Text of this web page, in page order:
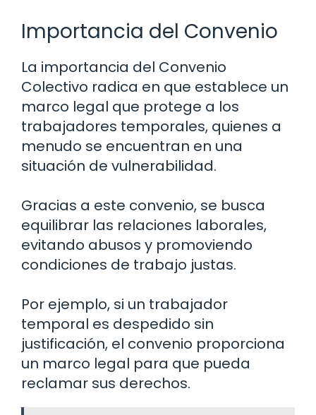
Importancia del Convenio
La importancia del Convenio
Colectivo radica en que establece un
marco legal que protege a los
trabajadores temporales, quienes a
menudo se encuentran en una
situación de vulnerabilidad.
Gracias a este convenio, se busca
equilibrar las relaciones laborales,
evitando abusos y promoviendo
condiciones de trabajo justas.
Por ejemplo, si un trabajador
temporal es despedido sin
justificación, el convenio proporciona
un marco legal para que pueda
reclamar sus derechos.